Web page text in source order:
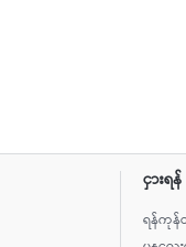
ငှားရန်
ရန်ကုန်တို